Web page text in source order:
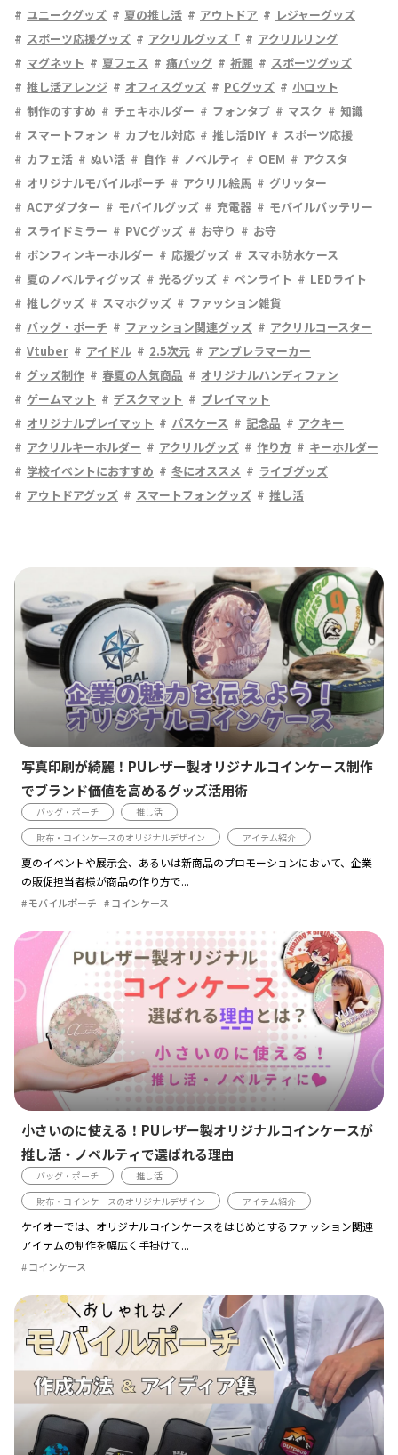
ユニークグッズ
夏の推し活 アウトドア
レジャーグッズ
スポーツ応援グッズ
アクリルグッズ「
アクリルリング
マグネット
夏フェス 痛バッグ 祈願
スポーツグッズ
推し活アレンジ
オフィスグッズ PCグッズ
小ロット
制作のすすめ
チェキホルダー フォンタブ マスク
知識
スマートフォン
カプセル対応 推し活DIY
スポーツ応援
カフェ活
ぬい活 自作 ノベルティ OEM
アクスタ
オリジナルモバイルポーチ
アクリル絵馬
グリッター
ACアダプター
モバイルグッズ 充電器
モバイルバッテリー
スライドミラー
PVCグッズ お守り
お守
ボンフィンキーホルダー
応援グッズ
スマホ防水ケース
夏のノベルティグッズ
光るグッズ ペンライト
LEDライト
推しグッズ
スマホグッズ
ファッション雑貨
バッグ・ポーチ
ファッション関連グッズ
アクリルコースター
Vtuber
アイドル 2.5次元
アンブレラマーカー
グッズ制作
春夏の人気商品
オリジナルハンディファン
ゲームマット
デスクマット
プレイマット
オリジナルプレイマット
パスケース 記念品
アクキー
アクリルキーホルダー
アクリルグッズ 作り方
キーホルダー
学校イベントにおすすめ
冬にオススメ
ライブグッズ
アウトドアグッズ
スマートフォングッズ 推し活
写真印刷が綺麗！PUレザー製オリジナルコインケース制作
でブランド価値を高めるグッズ活用術
バッグ・ポーチ
推し活
財布・コインケースのオリジナルデザイン
アイテム紹介
夏のイベントや展示会、あるいは新商品のプロモーションにおいて、企業
の販促担当者様が商品の作り方で...
モバイルポーチ コインケース
小さいのに使える！PUレザー製オリジナルコインケースが
推し活・ノベルティで選ばれる理由
バッグ・ポーチ
推し活
財布・コインケースのオリジナルデザイン
アイテム紹介
ケイオーでは、オリジナルコインケースをはじめとするファッション関連
アイテムの制作を幅広く手掛けて...
コインケース